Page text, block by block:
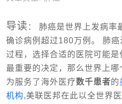
导读 ： 肺癌是世界上发病率
确诊病例超过180万例。 肺癌
过程， 选择合适的医院可能
最重要的决定，那么世界上哪
为服务了海外医疗数千患者的
机构,美联医邦在此以全世界